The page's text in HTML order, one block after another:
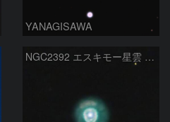
YANAGISAWA
NGC2392 エスキモー星雲 ふたご座